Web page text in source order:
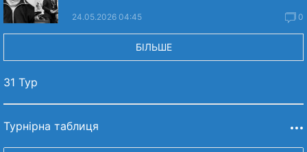
24.05.2026 04:45 0
БІЛЬШЕ
31 Тур
Турнірна таблиця